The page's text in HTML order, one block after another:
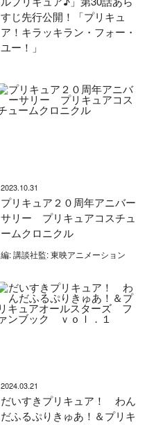
すじ先行公開！「プリキュ
ア！キラッキラン・フォー・
ユー！」
2023.10.31
プリキュア２０周年アニバー
サリー プリキュアコスチュ
ームクロニクル
編: 講談社監: 東映アニメーション
2024.03.21
だいすきプリキュア！ わん
だふるぷりきゅあ！＆プリキ